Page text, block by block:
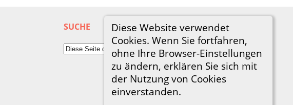
Diese Website verwendet
Cookies. Wenn Sie fortfahren,
ohne Ihre Browser-Einstellungen
zu ändern, erklären Sie sich mit
der Nutzung von Cookies
einverstanden.
SUCHE